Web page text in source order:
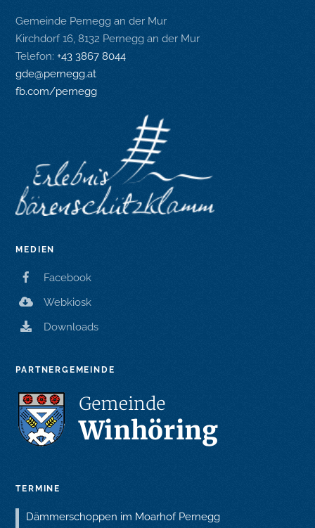
Gemeinde Pernegg an der Mur
Kirchdorf 16, 8132 Pernegg an der Mur
Telefon:+43 3867 8044
gde@pernegg.at
fb.com/pernegg
MEDIEN
Facebook
Webkiosk
Downloads
PARTNERGEMEINDE
TERMINE
Dämmerschoppen im Moarhof Pernegg